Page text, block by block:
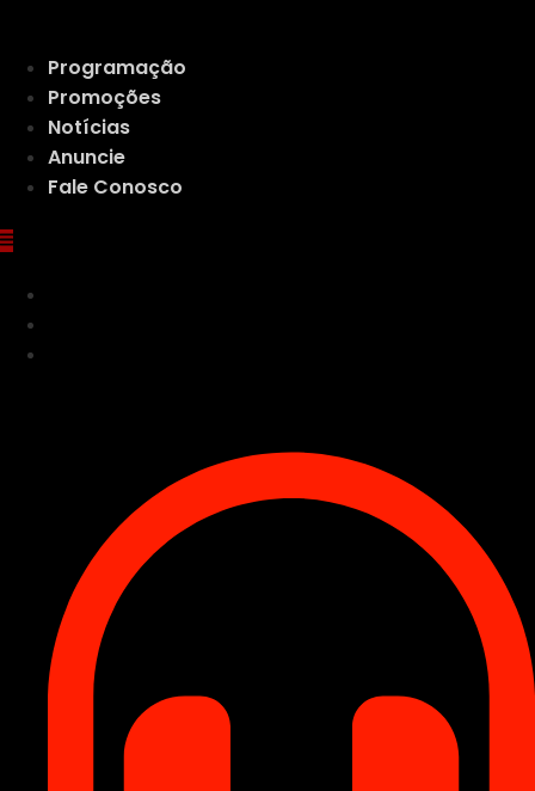
conteúdo
Programação
Promoções
Notícias
Anuncie
Fale Conosco